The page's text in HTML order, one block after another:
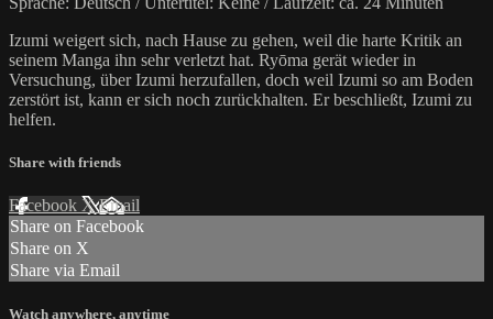
Izumi weigert sich, nach Hause zu gehen, weil die harte Kritik an
seinem Manga ihn sehr verletzt hat. Ryōma gerät wieder in
Versuchung, über Izumi herzufallen, doch weil Izumi so am Boden
zerstört ist, kann er sich noch zurückhalten. Er beschließt, Izumi zu
helfen.
Share with friends
Facebook XEmail
Share on Facebook
Share on X
Share via Email
Watch anywhere, anytime